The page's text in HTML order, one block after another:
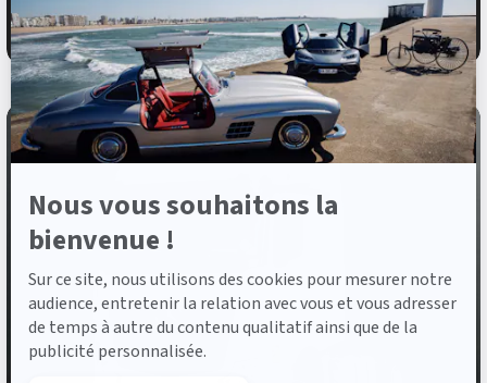
sur
Axeptio
Nous vous souhaitons la
bienvenue !
Sur ce site, nous utilisons des cookies pour mesurer notre
audience, entretenir la relation avec vous et vous adresser
de temps à autre du contenu qualitatif ainsi que de la
publicité personnalisée.
59 900 € HT